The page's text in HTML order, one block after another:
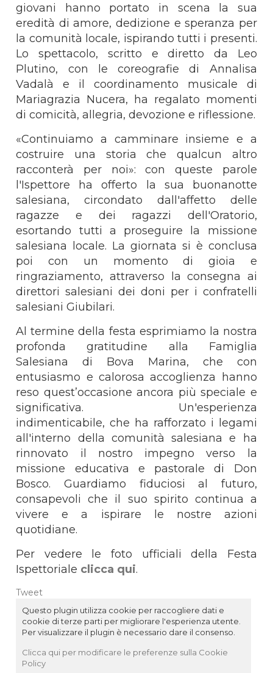
giovani hanno portato in scena la sua
eredità di amore, dedizione e speranza per
la comunità locale, ispirando tutti i presenti.
Lo spettacolo, scritto e diretto da Leo
Plutino, con le coreografie di Annalisa
Vadalà e il coordinamento musicale di
Mariagrazia Nucera, ha regalato momenti
di comicità, allegria, devozione e riflessione.
«Continuiamo a camminare insieme e a
costruire una storia che qualcun altro
racconterà per noi»: con queste parole
l'Ispettore ha offerto la sua buonanotte
salesiana, circondato dall'affetto delle
ragazze e dei ragazzi dell'Oratorio,
esortando tutti a proseguire la missione
salesiana locale. La giornata si è conclusa
poi con un momento di gioia e
ringraziamento, attraverso la consegna ai
direttori salesiani dei doni per i confratelli
salesiani Giubilari.
Al termine della festa esprimiamo la nostra
profonda gratitudine alla Famiglia
Salesiana di Bova Marina, che con
entusiasmo e calorosa accoglienza hanno
reso quest’occasione ancora più speciale e
significativa. Un'esperienza
indimenticabile, che ha rafforzato i legami
all'interno della comunità salesiana e ha
rinnovato il nostro impegno verso la
missione educativa e pastorale di Don
Bosco. Guardiamo fiduciosi al futuro,
consapevoli che il suo spirito continua a
vivere e a ispirare le nostre azioni
quotidiane.
Per vedere le foto ufficiali della Festa
Ispettoriale clicca qui.
Tweet
Questo plugin utilizza cookie per raccogliere dati e
cookie di terze parti per migliorare l'esperienza utente.
Per visualizzare il plugin è necessario dare il consenso.
Clicca qui per modificare le preferenze sulla Cookie
Policy